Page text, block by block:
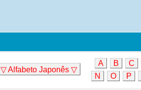
▽ Alfabeto Japonês ▽
A B C
N
O P